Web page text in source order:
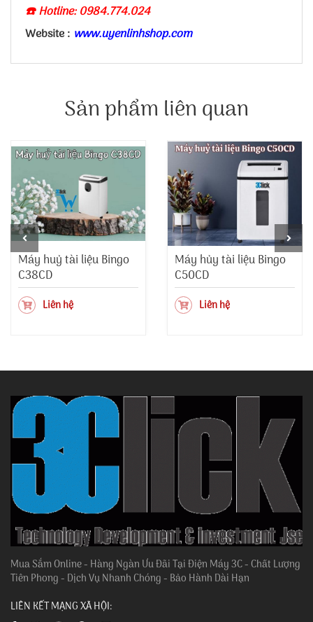
☎️ Hotline: 0984.774.024
Website : www.uyenlinhshop.com
Sản phẩm liên quan
Máy huỷ tài liệu Bingo
C38CD
Liên hệ
Máy hủy tài liệu Bingo
C50CD
Liên hệ
Mua Sắm Online - Hàng Ngàn Ưu Đãi Tại Điện Máy 3C - Chất Lượng
Tiên Phong - Dịch Vụ Nhanh Chóng - Bảo Hành Dài Hạn
LIÊN KẾT MẠNG XÃ HỘI: